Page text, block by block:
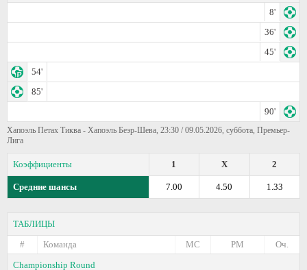
8'
36'
45'
54'
85'
90'
Хапоэль Петах Тиква - Хапоэль Беэр-Шева, 23:30 / 09.05.2026, суббота, Премьер-
Лига
Коэффициенты 2
X
1
Средние шансы 1.33
4.50
7.00
ТАБЛИЦЫ
#
Команда Оч.
РМ
МС
Championship Round